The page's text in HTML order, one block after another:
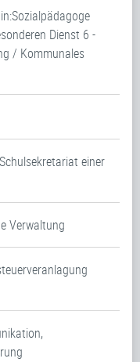
Dienst 6 -
/ Kommunales
einer
Verwaltung